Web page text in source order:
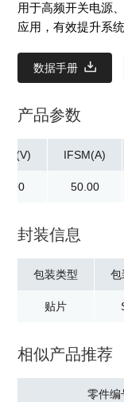
用于高频开关电源
应用，有效提升系
数据手册
产品参数
IFSM(A)
50.00
封装信息
包装类型
贴片
包
相似产品推荐
零件编